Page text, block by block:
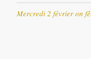
Mercredi 2 février on